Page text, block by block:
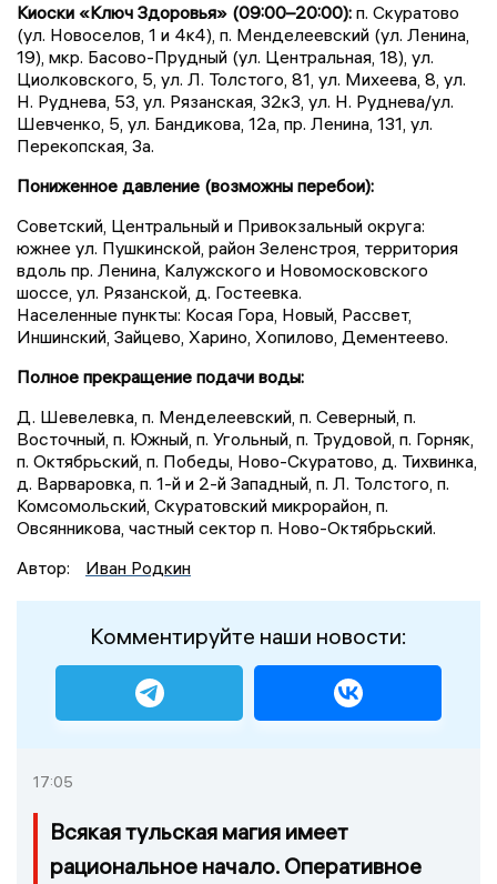
Киоски «Ключ Здоровья» (09:00–20:00): п. Скуратово
(ул. Новоселов, 1 и 4к4), п. Менделеевский (ул. Ленина,
19), мкр. Басово-Прудный (ул. Центральная, 18), ул.
Циолковского, 5, ул. Л. Толстого, 81, ул. Михеева, 8, ул.
Н. Руднева, 53, ул. Рязанская, 32к3, ул. Н. Руднева/ул.
Шевченко, 5, ул. Бандикова, 12а, пр. Ленина, 131, ул.
Перекопская, 3а.
Пониженное давление (возможны перебои):
Советский, Центральный и Привокзальный округа:
южнее ул. Пушкинской, район Зеленстроя, территория
вдоль пр. Ленина, Калужского и Новомосковского
шоссе, ул. Рязанской, д. Гостеевка.
Населенные пункты: Косая Гора, Новый, Рассвет,
Иншинский, Зайцево, Харино, Хопилово, Дементеево.
Полное прекращение подачи воды:
Д. Шевелевка, п. Менделеевский, п. Северный, п.
Восточный, п. Южный, п. Угольный, п. Трудовой, п. Горняк,
п. Октябрьский, п. Победы, Ново-Скуратово, д. Тихвинка,
д. Варваровка, п. 1-й и 2-й Западный, п. Л. Толстого, п.
Комсомольский, Скуратовский микрорайон, п.
Овсянникова, частный сектор п. Ново-Октябрьский.
Автор:
Иван Родкин
Комментируйте наши новости:
17:05
Всякая тульская магия имеет
рациональное начало. Оперативное